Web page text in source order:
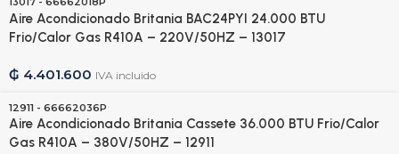
Aire Acondicionado Britania BAC24PYI 24.000 BTU
Frio/Calor Gas R410A – 220V/50HZ – 13017
₲ 4.401.600 IVA incluido
12911 - 66662036P
Aire Acondicionado Britania Cassete 36.000 BTU Frio/Calor
Gas R410A – 380V/50HZ – 12911